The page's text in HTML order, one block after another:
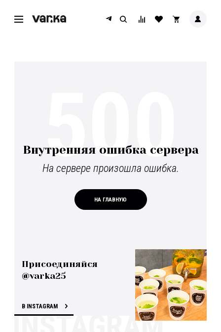
Внутренняя ошибка сервера
На сервере произошла ошибка.
НА ГЛАВНУЮ
500
Присоединяйся
@varka25
В INSTAGRAM